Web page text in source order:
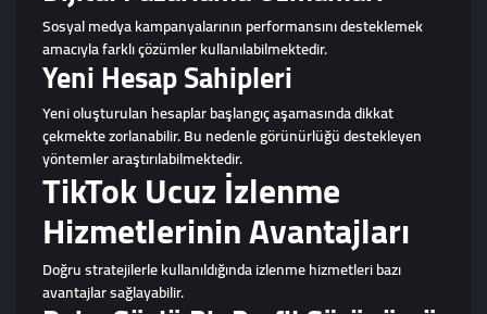
Sosyal medya kampanyalarının performansını desteklemek
amacıyla farklı çözümler kullanılabilmektedir.
Yeni Hesap Sahipleri
Yeni oluşturulan hesaplar başlangıç aşamasında dikkat
çekmekte zorlanabilir. Bu nedenle görünürlüğü destekleyen
yöntemler araştırılabilmektedir.
TikTok Ucuz İzlenme
Hizmetlerinin Avantajları
Doğru stratejilerle kullanıldığında izlenme hizmetleri bazı
avantajlar sağlayabilir.